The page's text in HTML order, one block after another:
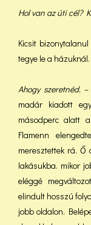
Hol van az úti cél?
Kicsit
tegye le a házuknál.
Ahogy szeretnéd. –
madár kiadott
másodperc alatt
Flamenn
meresztettek rá.
lakásukba. mikor
eléggé
elindult hosszú
jobb oldalon.